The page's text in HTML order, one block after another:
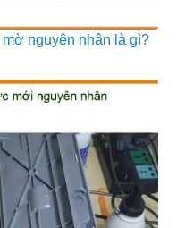
nguyên nhân là gì?